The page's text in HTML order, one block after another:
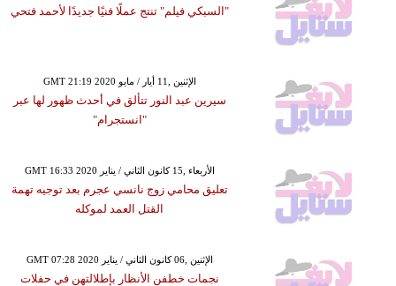
"السبكي فيلم" تنتج عملًا فنيًا جديدًا لأحمد فتحي
GMT 21:19 2020 الإثنين ,11 أيار / مايو
سيرين عبد النور تتألق في أحدث ظهور لها عبر
"انستجرام"
GMT 16:33 2020 الأربعاء ,15 كانون الثاني / يناير
تعليق محامي زوج نانسي عجرم بعد توجيه تهمة
القتل العمد لموكله
GMT 07:28 2020 الإثنين ,06 كانون الثاني / يناير
نجمات خطفن الأنظار بإطلالتهن في حفلات